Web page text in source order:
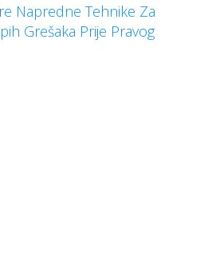
Napredne Tehnike Za
Grešaka Prije Pravog